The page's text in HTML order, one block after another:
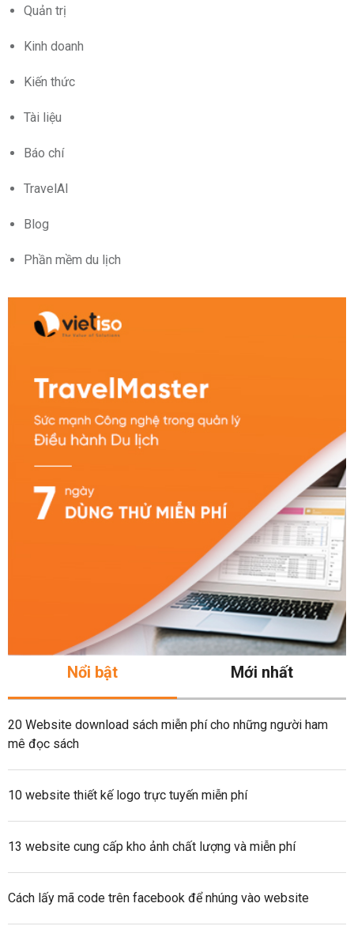
Quản trị
Kinh doanh
Kiến thức
Tài liệu
Báo chí
TravelAI
Blog
Phần mềm du lịch
Nổi bật Mới nhất
20 Website download sách miễn phí cho những người ham
mê đọc sách
10 website thiết kế logo trực tuyến miễn phí
13 website cung cấp kho ảnh chất lượng và miễn phí
Cách lấy mã code trên facebook để nhúng vào website